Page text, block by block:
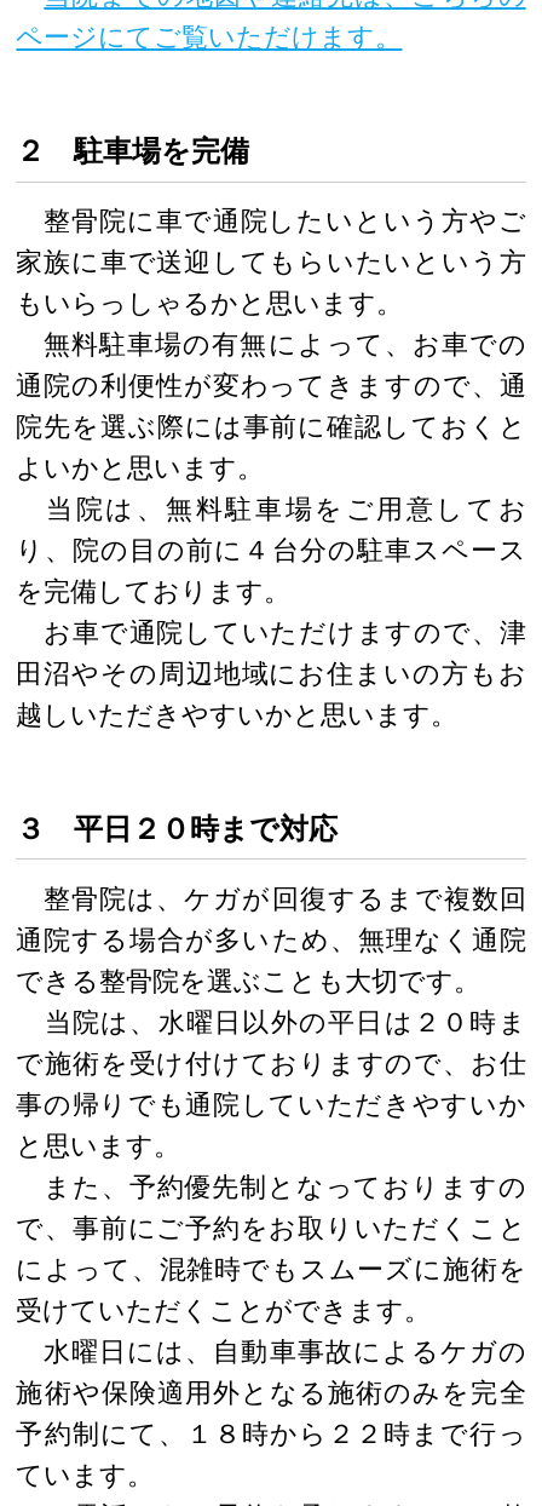
ページにてご覧いただけます。
２ 駐車場を完備
整骨院に車で通院したいという方やご
家族に車で送迎してもらいたいという方
もいらっしゃるかと思います。
無料駐車場の有無によって、お車での
通院の利便性が変わってきますので、通
院先を選ぶ際には事前に確認しておくと
よいかと思います。
当院は、無料駐車場をご用意してお
り、院の目の前に４台分の駐車スペース
を完備しております。
お車で通院していただけますので、津
田沼やその周辺地域にお住まいの方もお
越しいただきやすいかと思います。
３ 平日２０時まで対応
整骨院は、ケガが回復するまで複数回
通院する場合が多いため、無理なく通院
できる整骨院を選ぶことも大切です。
当院は、水曜日以外の平日は２０時ま
で施術を受け付けておりますので、お仕
事の帰りでも通院していただきやすいか
と思います。
また、予約優先制となっておりますの
で、事前にご予約をお取りいただくこと
によって、混雑時でもスムーズに施術を
受けていただくことができます。
水曜日には、自動車事故によるケガの
施術や保険適用外となる施術のみを完全
予約制にて、１８時から２２時まで行っ
ています。